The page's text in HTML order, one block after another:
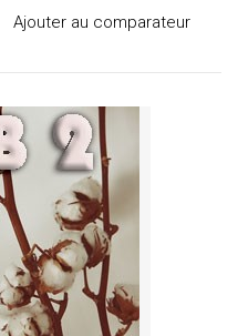
Ajouter au comparateur